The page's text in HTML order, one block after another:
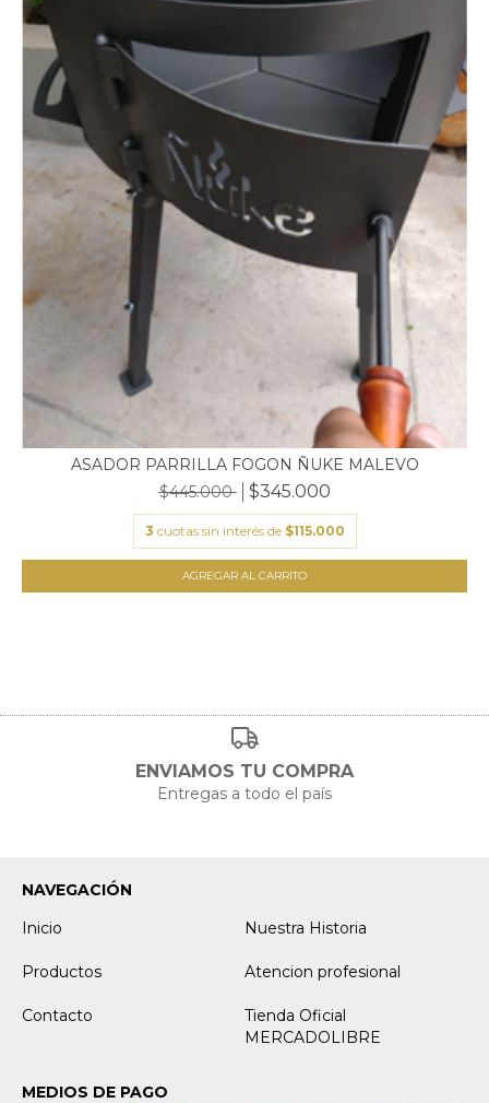
ASADOR PARRILLA FOGON ÑUKE MALEVO
$445.000
$345.000
3 cuotas sin interés de $115.000
AGREGAR AL CARRITO
ENVIAMOS TU COMPRA
Entregas a todo el país
NAVEGACIÓN
Inicio
Nuestra Historia
Productos Atencion profesional
Contacto
Tienda Oficial
MERCADOLIBRE
MEDIOS DE PAGO